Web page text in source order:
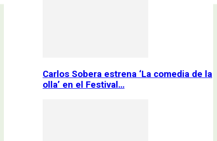
Carlos Sobera estrena ‘La comedia de la
olla’ en el Festival…